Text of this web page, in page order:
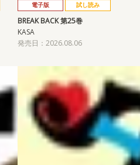
電子版 試し読み
BREAK BACK 第25巻
KASA
発売日：2026.08.06